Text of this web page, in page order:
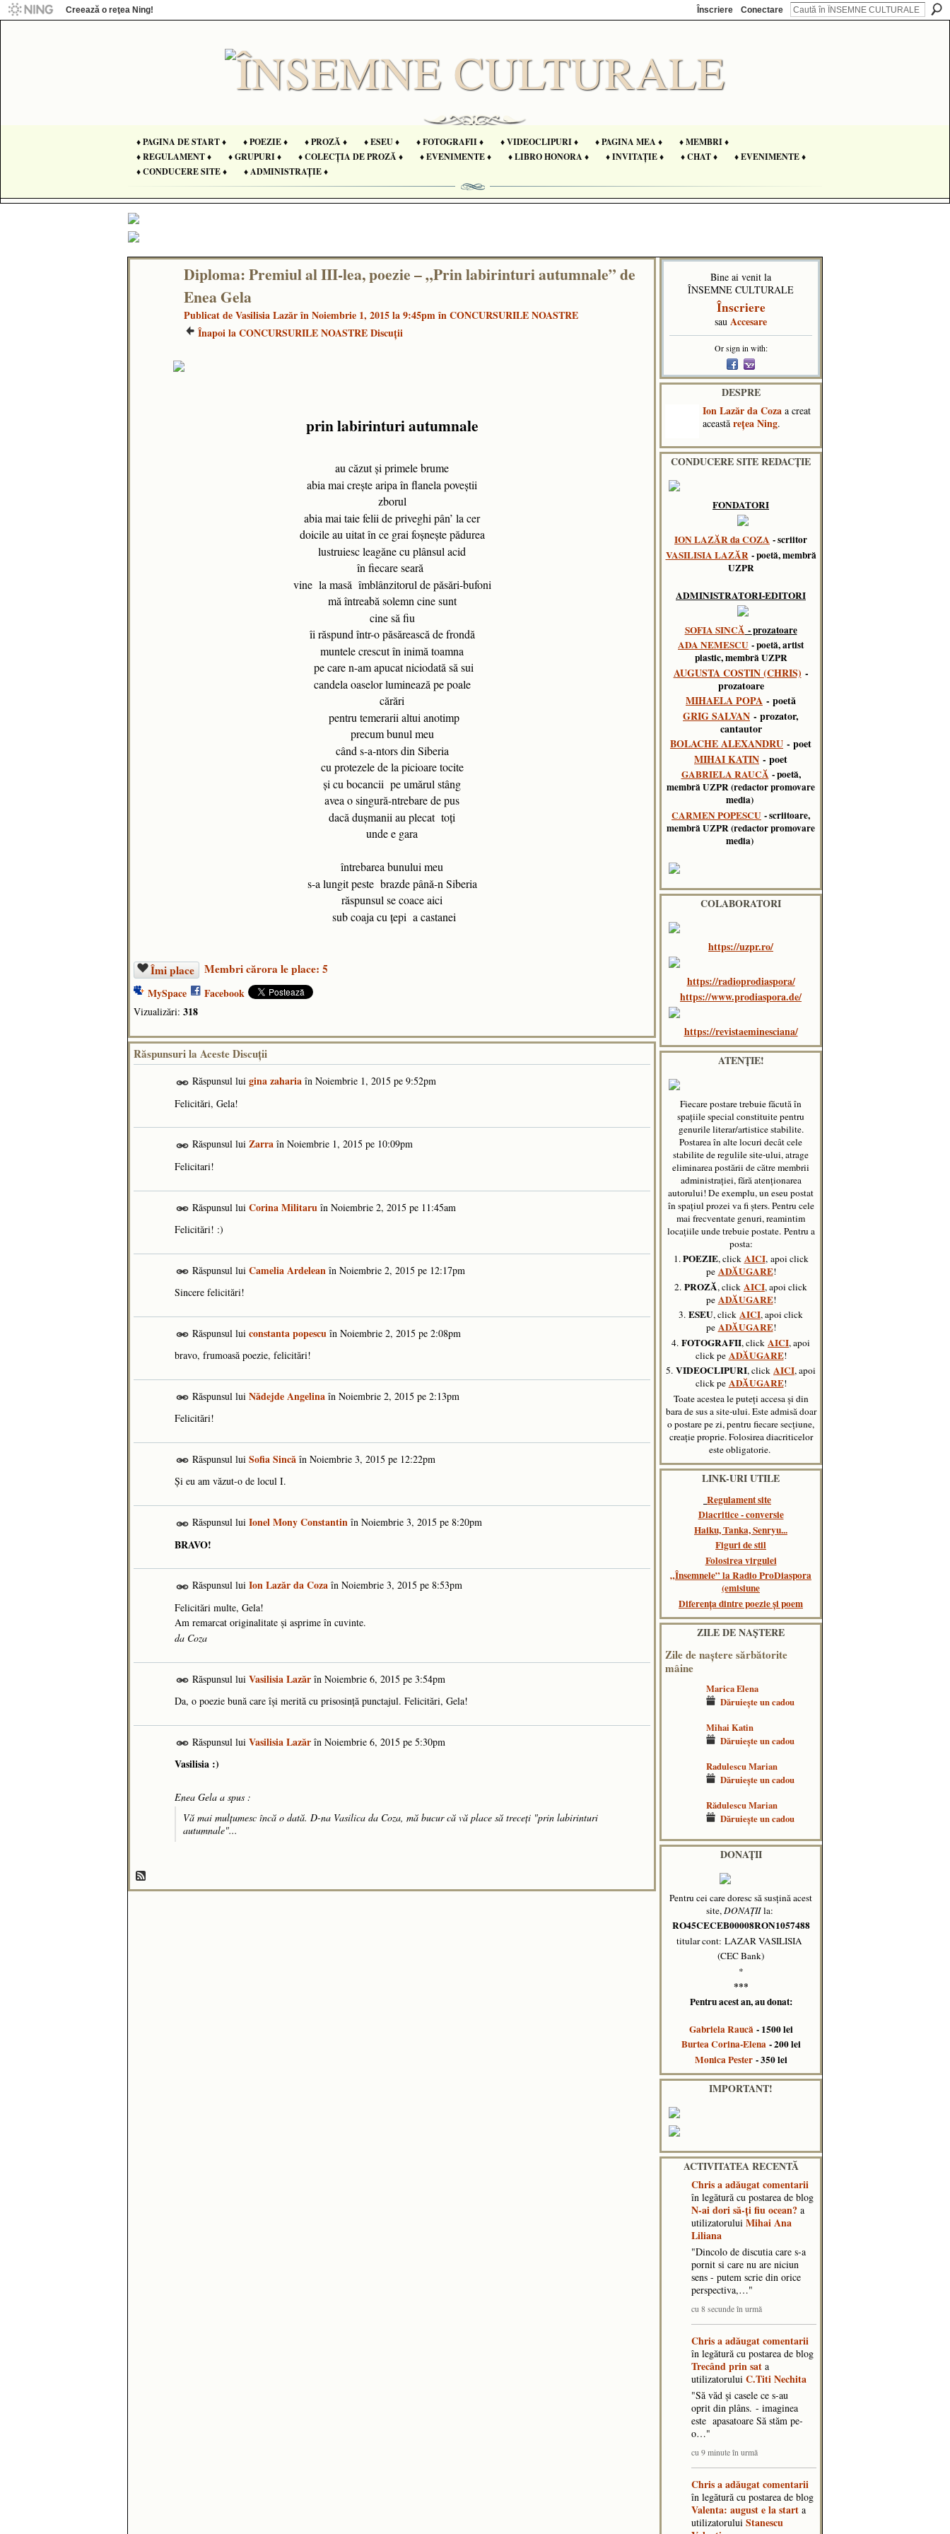
Creează o reţea Ning! Înscriere Conectare
♦ PAGINA DE START ♦ ♦ POEZIE ♦ ♦ PROZĂ ♦ ♦ ESEU ♦ ♦ FOTOGRAFII ♦ ♦ VIDEOCLIPURI ♦ ♦ PAGINA MEA ♦
♦ MEMBRI ♦
♦ REGULAMENT ♦
♦ GRUPURI ♦ ♦ COLECȚIA DE PROZĂ ♦ ♦ EVENIMENTE ♦ ♦ LIBRO HONORA ♦ ♦ INVITAȚIE ♦ ♦ CHAT ♦
♦ EVENIMENTE ♦
♦ CONDUCERE SITE ♦
♦ ADMINISTRAȚIE ♦
Diploma: Premiul al III-lea, poezie – „Prin labirinturi autumnale” de
Enea Gela
Publicat deVasilisia Lazărîn Noiembrie 1, 2015 la 9:45pm înCONCURSURILE NOASTRE
Înapoi la CONCURSURILE NOASTRE Discuţii
prin labirinturi autumnale
au căzut şi primele brume
abia mai creşte aripa în flanela poveştii
zborul
abia mai taie felii de priveghi pân’ la cer
doicile au uitat în ce grai foşneşte pădurea
lustruiesc leagăne cu plânsul acid
în fiecare seară
vine la masă îmblânzitorul de păsări-bufoni
mă întreabă solemn cine sunt
cine să fiu
îi răspund într-o păsărească de frondă
muntele crescut în inimă toamna
pe care n-am apucat niciodată să sui
candela oaselor luminează pe poale
cărări
pentru temerarii altui anotimp
precum bunul meu
când s-a-ntors din Siberia
cu protezele de la picioare tocite
şi cu bocancii pe umărul stâng
avea o singură-ntrebare de pus
dacă duşmanii au plecat toţi
unde e gara
întrebarea bunului meu
s-a lungit peste brazde până-n Siberia
răspunsul se coace aici
sub coaja cu ţepi a castanei
Îmi place Membri cărora le place: 5
MySpace Facebook
Vizualizări: 318
Răspunsuri la Aceste Discuţii
Răspunsul lui gina zaharia în Noiembrie 1, 2015 pe 9:52pm
Felicitări, Gela!
Răspunsul lui Zarra în Noiembrie 1, 2015 pe 10:09pm
Felicitari!
Răspunsul lui Corina Militaru în Noiembrie 2, 2015 pe 11:45am
Felicitări! :)
Răspunsul lui Camelia Ardelean în Noiembrie 2, 2015 pe 12:17pm
Sincere felicitări!
Răspunsul lui constanta popescu în Noiembrie 2, 2015 pe 2:08pm
bravo, frumoasă poezie, felicitări!
Răspunsul lui Nădejde Angelina în Noiembrie 2, 2015 pe 2:13pm
Felicitări!
Răspunsul lui Sofia Sincă în Noiembrie 3, 2015 pe 12:22pm
Și eu am văzut-o de locul I.
Răspunsul lui Ionel Mony Constantin în Noiembrie 3, 2015 pe 8:20pm
BRAVO!
Răspunsul lui Ion Lazăr da Coza în Noiembrie 3, 2015 pe 8:53pm
Felicitări multe, Gela!
Am remarcat originalitate și asprime în cuvinte.
da Coza
Răspunsul lui Vasilisia Lazăr în Noiembrie 6, 2015 pe 3:54pm
Da, o poezie bună care își merită cu prisosință punctajul. Felicitări, Gela!
Răspunsul lui Vasilisia Lazăr în Noiembrie 6, 2015 pe 5:30pm
Vasilisia :)
Enea Gela a spus :
Vă mai mulțumesc încă o dată. D-na Vasilica da Coza, mă bucur că vă place să treceți "prin labirinturi
autumnale"...
Bine ai venit la
ÎNSEMNE CULTURALE
Înscriere
sau Accesare
Or sign in with:
DESPRE
Ion Lazăr da Coza a creat
această reţea Ning.
CONDUCERE SITE REDACȚIE
FONDATORI
ION LAZĂR da COZA - scriitor
VASILISIA LAZĂR - poetă, membră
UZPR
ADMINISTRATORI-EDITORI
SOFIA SINCĂ - prozatoare
ADA NEMESCU - poetă, artist
plastic, membră UZPR
AUGUSTA COSTIN (CHRIS) -
prozatoare
MIHAELA POPA - poetă
GRIG SALVAN - prozator,
cantautor
BOLACHE ALEXANDRU - poet
MIHAI KATIN - poet
GABRIELA RAUCĂ - poetă,
membră UZPR (redactor promovare
media)
CARMEN POPESCU - scriitoare,
membră UZPR (redactor promovare
media)
COLABORATORI
https://uzpr.ro/
https://radioprodiaspora/
https://www.prodiaspora.de/
https://revistaeminesciana/
ATENȚIE!
Fiecare postare trebuie făcută în
spaţiile special constituite pentru
genurile literar/artistice stabilite.
Postarea în alte locuri decât cele
stabilite de regulile site-ului, atrage
eliminarea postării de către membrii
administraţiei, fără atenţionarea
autorului! De exemplu, un eseu postat
în spațiul prozei va fi șters. Pentru cele
mai frecventate genuri, reamintim
locațiile unde trebuie postate. Pentru a
posta:
1.POEZIE, click AICI, apoi click
pe ADĂUGARE!
2. PROZĂ, click AICI, apoi click
pe ADĂUGARE!
3. ESEU, click AICI, apoi click
pe ADĂUGARE!
4. FOTOGRAFII, click AICI, apoi
click pe ADĂUGARE!
5. VIDEOCLIPURI, click AICI,apoi
click pe ADĂUGARE!
Toate acestea le puteți accesa și din
bara de sus a site-ului. Este admisă doar
o postare pe zi, pentru fiecare secțiune,
creație proprie. Folosirea diacriticelor
este obligatorie.
LINK-URI UTILE
Regulament site
Diacritice - conversie
Haiku, Tanka, Senryu...
Figuri de stil
Folosirea virgulei
„Însemnele” la Radio ProDiaspora
(emisiune
Diferența dintre poezie și poem
ZILE DE NAŞTERE
Zile de naştere sărbătorite
mâine
Marica Elena
Dăruieşte un cadou
Mihai Katin
Dăruieşte un cadou
Radulescu Marian
Dăruieşte un cadou
Rădulescu Marian
Dăruieşte un cadou
DONAȚII
Pentru cei care doresc să susțină acest
site, DONAȚIIla:
RO45CECEB00008RON1057488
titular cont: LAZAR VASILISIA
(CEC Bank)
*
***
Pentru acest an, au donat:
Gabriela Raucă- 1500 lei
Burtea Corina-Elena- 200 lei
Monica Pester- 350 lei
IMPORTANT!
ACTIVITATEA RECENTĂ
Chrisa adăugat comentarii
în legătură cu postarea de blog
N-ai dori să-ți fiu ocean? a
utilizatorului Mihai Ana
Liliana
"Dincolo de discutia care s-a
pornit si care nu are niciun
sens - putem scrie din orice
perspectiva,…"
cu 8 secunde în urmă
Chrisa adăugat comentarii
în legătură cu postarea de blog
Trecând prin sat a
utilizatorului C.Titi Nechita
"Să văd și casele ce s-au
oprit din plâns. - imaginea
este apasatoare Să stăm pe-
o…"
cu 9 minute în urmă
Chrisa adăugat comentarii
în legătură cu postarea de blog
Valenta: august e la start a
utilizatorului Stanescu